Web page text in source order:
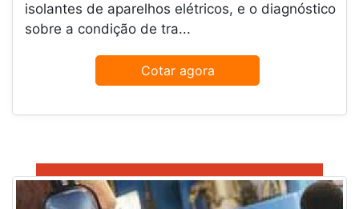
isolantes de aparelhos elétricos, e o diagnóstico
sobre a condição de tra...
Cotar agora